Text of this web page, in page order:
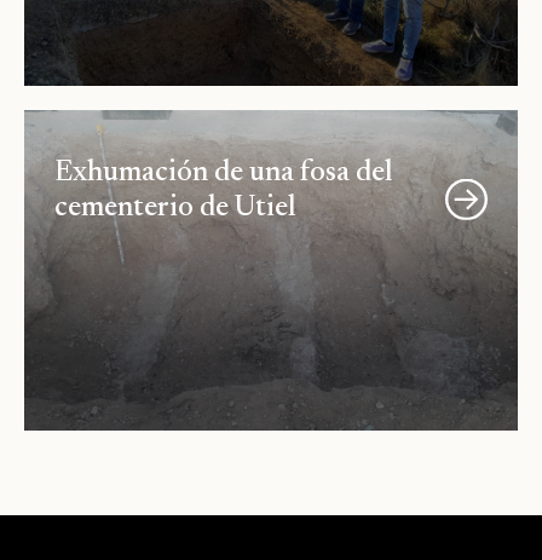
Exhumación de una fosa del
cementerio de Utiel